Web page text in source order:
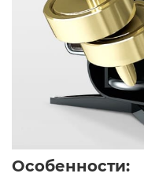
Особенности: